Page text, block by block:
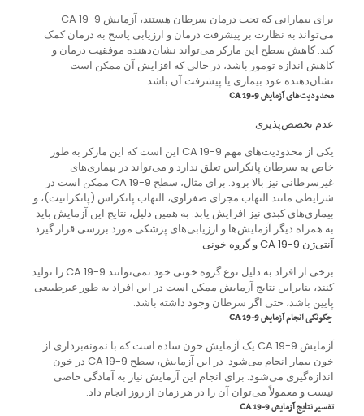
برای بیمارانی که تحت درمان سرطان هستند، آزمایش CA 19-9
می‌تواند به نظارت بر پیشرفت درمان و ارزیابی پاسخ به درمان کمک
کند. کاهش سطح این مارکر می‌تواند نشان‌دهنده موفقیت درمان و
کاهش اندازه تومور باشد، در حالی که افزایش آن ممکن است
نشان‌دهنده عود بیماری یا پیشرفت آن باشد.
محدودیت‌های آزمایش CA 19-9
عدم تخصص‌پذیری
یکی از محدودیت‌های مهم CA 19-9 این است که این مارکر به طور
خاص به سرطان پانکراس تعلق ندارد و می‌تواند در بیماری‌های
غیرسرطانی نیز بالا برود. برای مثال، سطح CA 19-9 ممکن است در
شرایطی مانند التهاب مجرای صفراوی، التهاب پانکراس (پانکراتیت)، و
بیماری‌های کبدی نیز افزایش یابد. به همین دلیل، نتایج این آزمایش باید
به همراه دیگر آزمایش‌ها و ارزیابی‌های پزشکی مورد بررسی قرار گیرد.
آنتی‌ژن CA 19-9 و گروه خونی
برخی از افراد به دلیل نوع گروه خونی خود نمی‌توانند CA 19-9 را تولید
کنند، بنابراین نتایج آزمایش ممکن است در این افراد به طور غیرطبیعی
پایین باشد، حتی اگر سرطان وجود داشته باشد.
چگونگی انجام آزمایش CA 19-9
آزمایش CA 19-9 یک آزمایش خون ساده است که با نمونه‌برداری از
خون بیمار انجام می‌شود. در این آزمایش، سطح CA 19-9 در خون
اندازه‌گیری می‌شود. برای انجام این آزمایش نیاز به آمادگی خاصی
نیست و معمولاً می‌توان آن را در هر زمان از روز انجام داد.
تفسیر نتایج آزمایش CA 19-9